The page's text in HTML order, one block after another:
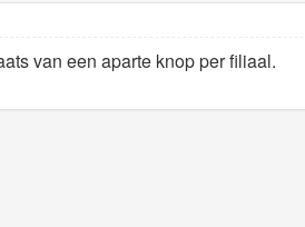
van een aparte knop per filiaal.